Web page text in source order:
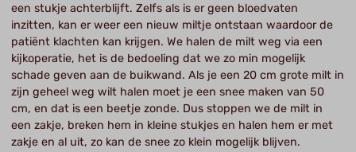
een stukje achterblijft. Zelfs als is er geen bloedvaten
inzitten, kan er weer een nieuw miltje ontstaan waardoor de
patiënt klachten kan krijgen. We halen de milt weg via een
kijkoperatie, het is de bedoeling dat we zo min mogelijk
schade geven aan de buikwand. Als je een 20 cm grote milt in
zijn geheel weg wilt halen moet je een snee maken van 50
cm, en dat is een beetje zonde. Dus stoppen we de milt in
een zakje, breken hem in kleine stukjes en halen hem er met
zakje en al uit, zo kan de snee zo klein mogelijk blijven.